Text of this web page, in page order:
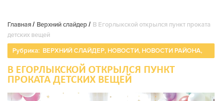
Главная / Верхний слайдер / В Егорлыкской открылся пункт проката
детских вещей
Рубрика: ВЕРХНИЙ СЛАЙДЕР, НОВОСТИ, НОВОСТИ РАЙОНА,
В ЕГОРЛЫКСКОЙ ОТКРЫЛСЯ ПУНКТ
ПРОКАТА ДЕТСКИХ ВЕЩЕЙ